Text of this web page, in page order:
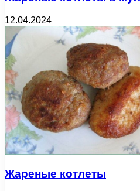
12.04.2024
Жареные котлеты